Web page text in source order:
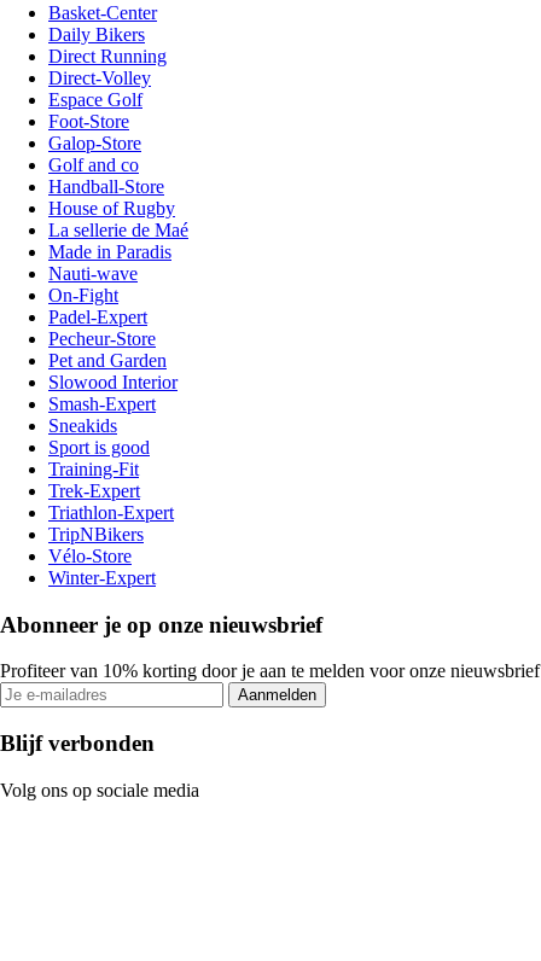
Basket-Center
Daily Bikers
Direct Running
Direct-Volley
Espace Golf
Foot-Store
Galop-Store
Golf and co
Handball-Store
House of Rugby
La sellerie de Maé
Made in Paradis
Nauti-wave
On-Fight
Padel-Expert
Pecheur-Store
Pet and Garden
Slowood Interior
Smash-Expert
Sneakids
Sport is good
Training-Fit
Trek-Expert
Triathlon-Expert
TripNBikers
Vélo-Store
Winter-Expert
Abonneer je op onze nieuwsbrief
Profiteer van 10% korting door je aan te melden voor onze nieuwsbrief
Aanmelden
Blijf verbonden
Volg ons op sociale media